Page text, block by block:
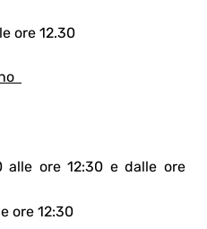
ore 12.30
ore 12:30 e dalle ore
ore 12:30